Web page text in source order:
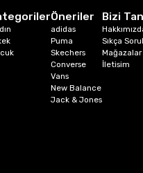
Öneriler
adidas
Puma
Skechers
Converse
Vans
New Balance
Jack & Jones
Bizi
Sıkça
Mağazalar
İletisim